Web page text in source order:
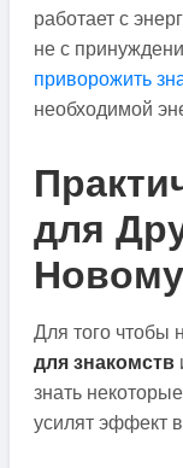
работает с
не с
приворожить
необходимой
для
Для того чтобы
для знакомств
знать
усилят эффект